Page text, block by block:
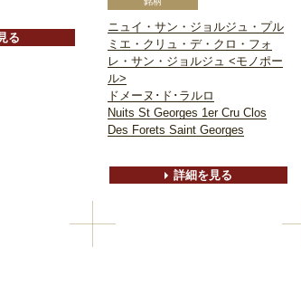
る
ニュイ・サン・ジョルジュ・プル
ミエ・クリュ・デ・クロ・フォ
レ・サン・ジョルジュ <モノポー
ル>
ドメーヌ･ド･ラルロ
Nuits St Georges 1er Cru Clos
Des Forets Saint Georges
詳細を見る